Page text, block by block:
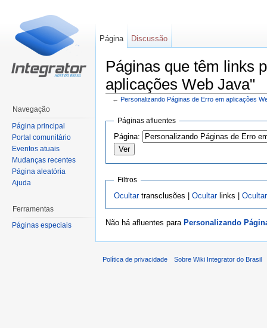
Páginas que têm links
aplicações Web Java"
← Personalizando Páginas de Erro em aplicações
Páginas afluentes
Página:
Filtros
Ocultartransclusões | Ocultarlinks | Ocultar
Não há afluentes para Personalizando
Página Discussão
Navegação
Página principal
Portal comunitário
Eventos atuais
Mudanças recentes
Página aleatória
Ajuda
Ferramentas
Páginas especiais
Política de privacidade Sobre Wiki Integrator do Brasil